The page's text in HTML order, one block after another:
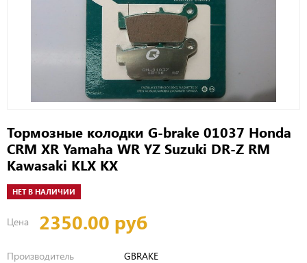
Тормозные колодки G-brake 01037 Honda
CRM XR Yamaha WR YZ Suzuki DR-Z RM
Kawasaki KLX KX
НЕТ В НАЛИЧИИ
Цена 2350.00 руб
Производитель
GBRAKE